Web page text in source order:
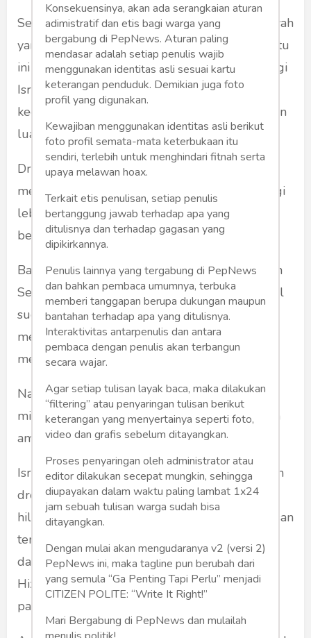
Selama waktu 40 menit bisa memetakan wilayah
yang kurang lebih 70 Km di wilayah Israel.Tentu
ini sesuatu yang membahayakan keamanan bagi
Israel. Karena drone bisa memasuki dengan
kedalaman wilayah udara Israel cukup jauh dan
luas yaitu 70 Km.
Drone dengan nama cucu nabi itu sepertinya
mencundangi Israel yang mempunyai teknologi
lebih canggih untuk mendeteksi keberadaan
benda yang terbang di wilayah udaranya.
Bahkan di wilayah perbatasan dengan Lebanon
Selatan yang merupakan basis Hizbullah, Israel
sudah siap siaga "iron done" yang siap
menembak rudal atau drone musuh ketika
memasuki wilayah udaranya.
Namun, alih-alih bisa menembak jatuh drone
milik Hizbullah itu, malah bisa terbang dengan
aman dan menjelajahi wilayah udara Israel.
Israel bukannya tidak mengentahui keberadaan
drone Hzbullah tersebut. Israel mengerahkan
hilikopter tempur untuk memburu drone Hassan
tersebut. Bahkan sempat memuntahkan rudal
dari udara ke udara. Tapi rupanya drone
Hizbullah bisa kembali dengan selamat ke
pangkalan Hizbullah di Lebanon Selatan.
Konsekuensinya, akan ada serangkaian aturan
adimistratif dan etis bagi warga yang
bergabung di PepNews. Aturan paling
mendasar adalah setiap penulis wajib
menggunakan identitas asli sesuai kartu
keterangan penduduk. Demikian juga foto
profil yang digunakan.
Kewajiban menggunakan identitas asli berikut
foto profil semata-mata keterbukaan itu
sendiri, terlebih untuk menghindari fitnah serta
upaya melawan hoax.
Terkait etis penulisan, setiap penulis
bertanggung jawab terhadap apa yang
ditulisnya dan terhadap gagasan yang
dipikirkannya.
Penulis lainnya yang tergabung di PepNews
dan bahkan pembaca umumnya, terbuka
memberi tanggapan berupa dukungan maupun
bantahan terhadap apa yang ditulisnya.
Interaktivitas antarpenulis dan antara
pembaca dengan penulis akan terbangun
secara wajar.
Agar setiap tulisan layak baca, maka dilakukan
“filtering” atau penyaringan tulisan berikut
keterangan yang menyertainya seperti foto,
video dan grafis sebelum ditayangkan.
Proses penyaringan oleh administrator atau
editor dilakukan secepat mungkin, sehingga
diupayakan dalam waktu paling lambat 1x24
jam sebuah tulisan warga sudah bisa
ditayangkan.
Dengan mulai akan mengudaranya v2 (versi 2)
PepNews ini, maka tagline pun berubah dari
yang semula “Ga Penting Tapi Perlu” menjadi
CITIZEN POLITE: “Write It Right!”
Mari Bergabung di PepNews dan mulailah